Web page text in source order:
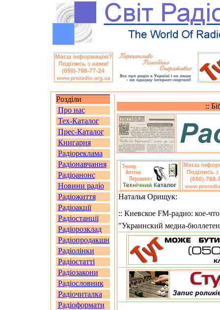
Розділи
Про нас
Тех-Каталог
Прес-Каталог
Книгарня
Радіореклама
Радіонавчання
Радіоанонс
Новини радіо
Радіожиття
Радіоакції
Радіостанції
Радіорозклад
Радіопродакшн
Радіолінки
Радіостатті
Радіозакони
Радіословник
Радіочиталка
Радіоформати
::
Наталья Орищук:
:: Киевское FM-радио: кое-
"Украинский медиа-